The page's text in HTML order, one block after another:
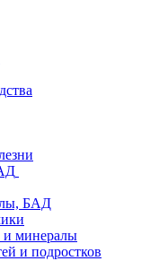
БАД
и минералы
и подростков